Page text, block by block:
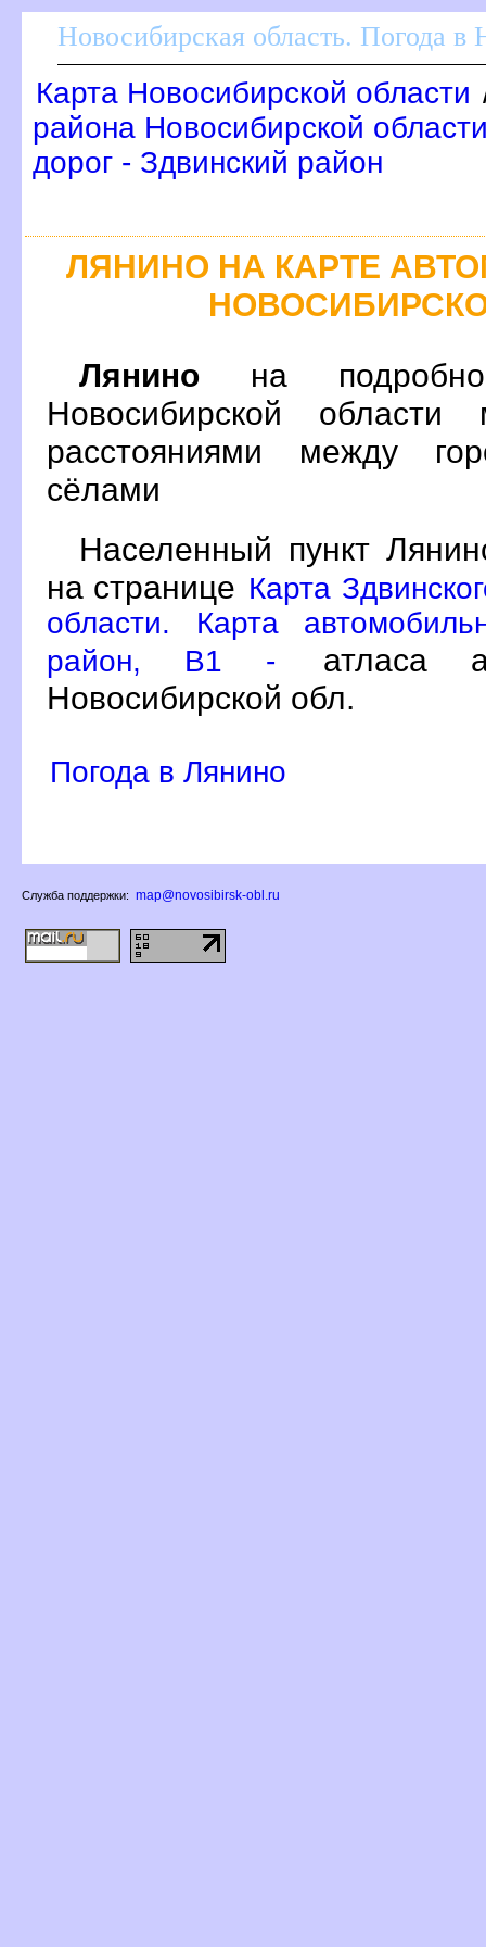
Новосибирская область. Погода в
Карта Новосибирской области
района Новосибирской
дорог - Здвинский район
ЛЯНИНО НА КАРТЕ
Лянино на
Новосибирской
расстояниями между
сёлами
Населенный пункт
на странице Карта
области. Карта
район, B1 -
атласа
Новосибирской обл.
Погода в Лянино
Служба поддержки: map@novosibirsk-obl.ru